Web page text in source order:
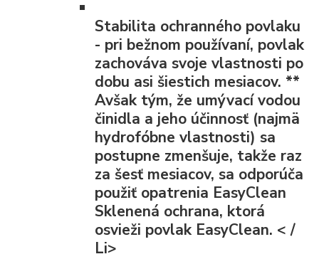
Stabilita ochranného povlaku
- pri bežnom používaní, povlak
zachováva svoje vlastnosti po
dobu asi šiestich mesiacov. **
Avšak tým, že umývací vodou
činidla a jeho účinnosť (najmä
hydrofóbne vlastnosti) sa
postupne zmenšuje, takže raz
za šesť mesiacov, sa odporúča
použiť opatrenia EasyClean
Sklenená ochrana, ktorá
osvieži povlak EasyClean. < /
Li>